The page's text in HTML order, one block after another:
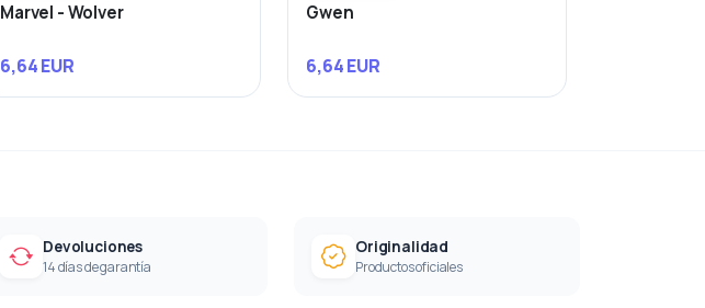
Marvel - Wolver
6,64 EUR
Gwen
6,64 EUR
Devoluciones
14 días de garantía
Originalidad
Productos oficiales